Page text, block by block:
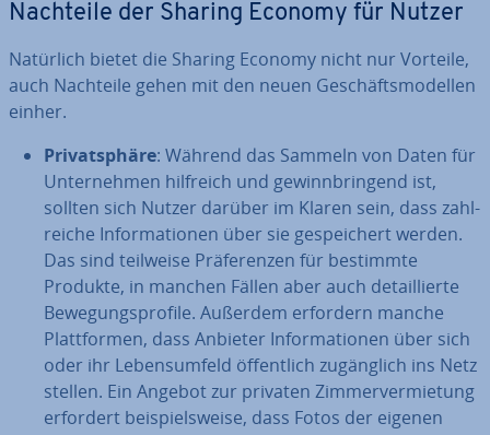
Nachteile der Sharing Economy für Nutzer
Natürlich bietet die Sharing Economy nicht nur Vorteile,
auch Nachteile gehen mit den neuen Ge­schäfts­mo­del­len
einher.
Pri­vat­sphä­re: Während das Sammeln von Daten für
Un­ter­neh­men hilfreich und ge­winn­brin­gend ist,
sollten sich Nutzer darüber im Klaren sein, dass zahl­
rei­che In­for­ma­tio­nen über sie ge­spei­chert werden.
Das sind teilweise Prä­fe­ren­zen für bestimmte
Produkte, in manchen Fällen aber auch de­tail­lier­te
Be­we­gungs­pro­fi­le. Außerdem erfordern manche
Platt­for­men, dass Anbieter In­for­ma­tio­nen über sich
oder ihr Le­bens­um­feld öf­fent­lich zu­gäng­lich ins Netz
stellen. Ein Angebot zur privaten Zim­mer­ver­mie­tung
erfordert bei­spiels­wei­se, dass Fotos der eigenen